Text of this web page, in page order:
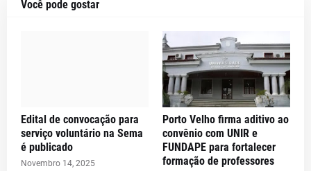
Você pode gostar
Edital de convocação para
serviço voluntário na Sema
é publicado
Novembro 14, 2025
Porto Velho firma aditivo ao
convênio com UNIR e
FUNDAPE para fortalecer
formação de professores